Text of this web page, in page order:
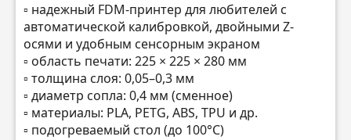
▫️ надежный FDM-принтер для любителей с
автоматической калибровкой, двойными Z-
осями и удобным сенсорным экраном
▫️ область печати: 225 × 225 × 280 мм
▫️ толщина слоя: 0,05–0,3 мм
▫️ диаметр сопла: 0,4 мм (сменное)
▫️ материалы: PLA, PETG, ABS, TPU и др.
▫️ подогреваемый стол (до 100°C)